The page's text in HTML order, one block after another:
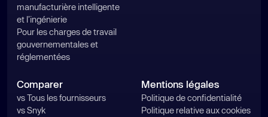
manufacturière intelligente
et l’ingénierie
Pour les charges de travail
gouvernementales et
réglementées
Comparer
vs Tous les fournisseurs
vs Snyk
Mentions légales
Politique de confidentialité
Politique relative aux cookies